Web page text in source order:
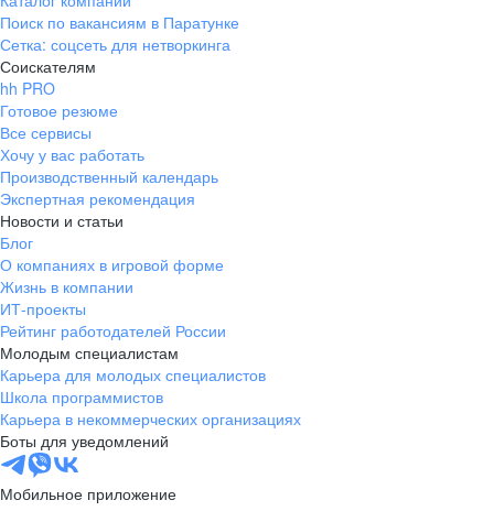
706 каб.
+7 861 205-55-57
pr@krd.hh.ru
Владивосток
пер. Ланинский д. 4, офис 3.4
+7 423 202-33-28
pr@dv.hh.ru
Новосибирск
ул. Большевистская, д. 35,
помещение 21
+7 383 207-94-64
pr@nsk.hh.ru
Минск
пр-т Дзержинского, д. 57,
10 этаж, помещение 45-1
Поиск по вакансиям в Паратунке
Сетка: соцсеть для нетворкинга
Соискателям
hh PRO
Готовое резюме
Все сервисы
Хочу у вас работать
Производственный календарь
Экспертная рекомендация
Новости и статьи
Блог
О компаниях в игровой форме
Жизнь в компании
ИТ-проекты
Рейтинг работодателей России
Молодым специалистам
Карьера для молодых специалистов
Школа программистов
Карьера в некоммерческих организациях
Боты для уведомлений
Мобильное приложение